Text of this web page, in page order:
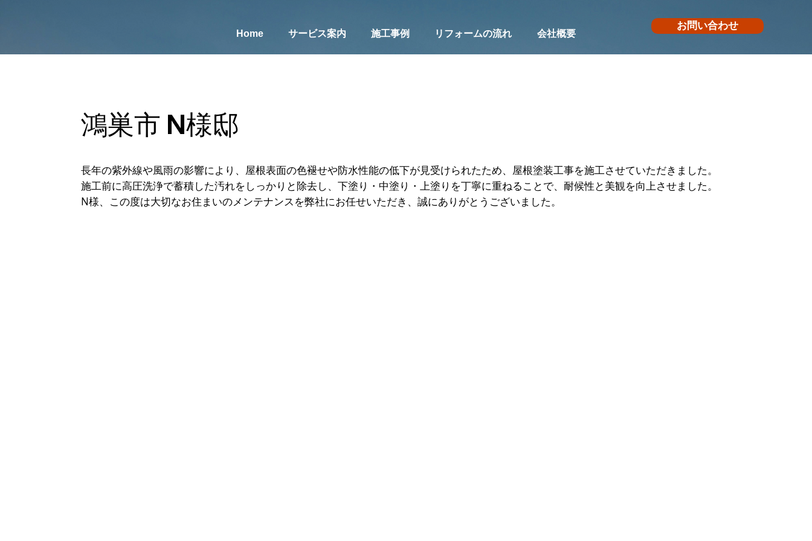
Home サービス案内 施工事例 リフォームの流れ 会社概要
お問い合わせ
鴻巣市 N様邸
長年の紫外線や風雨の影響により、屋根表面の色褪せや防水性能の低下が見受けられたため、屋根塗装工事を施工させていただきました。
施工前に高圧洗浄で蓄積した汚れをしっかりと除去し、下塗り・中塗り・上塗りを丁寧に重ねることで、耐候性と美観を向上させました。
N様、この度は大切なお住まいのメンテナンスを弊社にお任せいただき、誠にありがとうございました。